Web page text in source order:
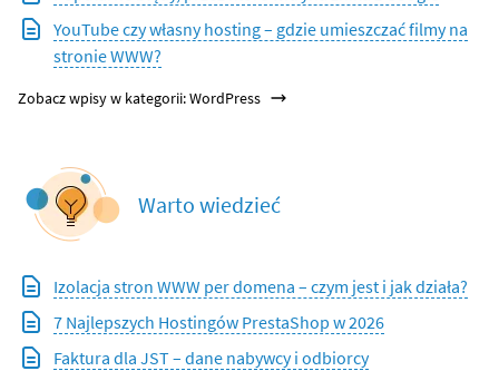
YouTube czy własny hosting – gdzie umieszczać filmy na
stronie WWW?
Zobacz wpisy w kategorii: WordPress
Warto wiedzieć
Izolacja stron WWW per domena – czym jest i jak działa?
7 Najlepszych Hostingów PrestaShop w 2026
Faktura dla JST – dane nabywcy i odbiorcy